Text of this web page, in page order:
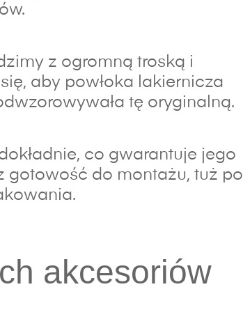
z ogromną troską i
aby powłoka lakiernicza
tę oryginalną.
co gwarantuje jego
gotowość do montażu, tuż po
akcesoriów